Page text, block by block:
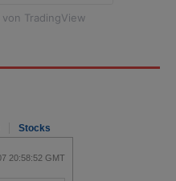
von TradingView